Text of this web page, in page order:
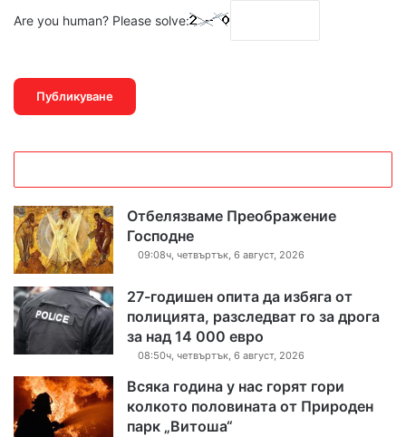
Are you human? Please solve:
Отбелязваме Преображение
Господне
09:08ч, четвъртък, 6 август, 2026
27-годишен опита да избяга от
полицията, разследват го за дрога
за над 14 000 евро
08:50ч, четвъртък, 6 август, 2026
Всяка година у нас горят гори
колкото половината от Природен
парк „Витоша“